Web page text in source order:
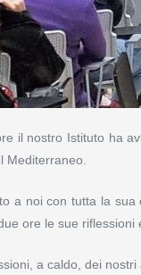
il nostro Istituto ha
Mediterraneo.
a noi con tutta la
ore le sue
a caldo, dei nostri